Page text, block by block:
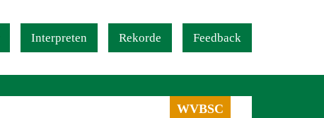
Interpreten Rekorde Feedback
WVBSC